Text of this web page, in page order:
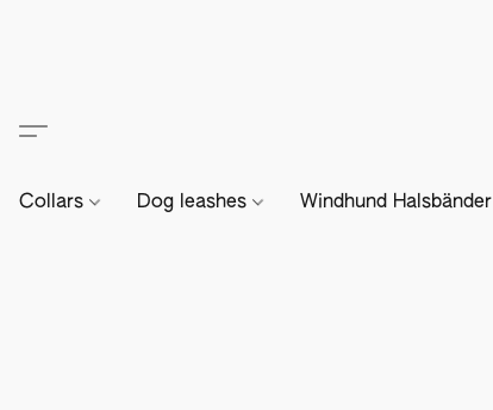
Collars Dog leashes Windhund Halsbänder